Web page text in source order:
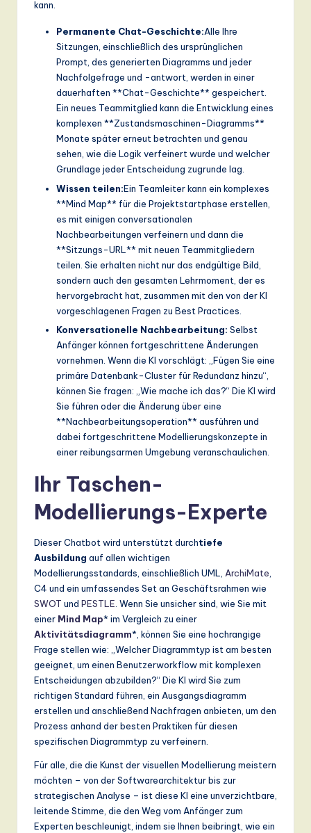
kann.
Permanente Chat-Geschichte:Alle Ihre
Sitzungen, einschließlich des ursprünglichen
Prompt, des generierten Diagramms und jeder
Nachfolgefrage und -antwort, werden in einer
dauerhaften **Chat-Geschichte** gespeichert.
Ein neues Teammitglied kann die Entwicklung eines
komplexen **Zustandsmaschinen-Diagramms**
Monate später erneut betrachten und genau
sehen, wie die Logik verfeinert wurde und welcher
Grundlage jeder Entscheidung zugrunde lag.
Wissen teilen:Ein Teamleiter kann ein komplexes
**Mind Map** für die Projektstartphase erstellen,
es mit einigen conversationalen
Nachbearbeitungen verfeinern und dann die
**Sitzungs-URL** mit neuen Teammitgliedern
teilen. Sie erhalten nicht nur das endgültige Bild,
sondern auch den gesamten Lehrmoment, der es
hervorgebracht hat, zusammen mit den von der KI
vorgeschlagenen Fragen zu Best Practices.
Konversationelle Nachbearbeitung: Selbst
Anfänger können fortgeschrittene Änderungen
vornehmen. Wenn die KI vorschlägt: „Fügen Sie eine
primäre Datenbank-Cluster für Redundanz hinzu“,
können Sie fragen: „Wie mache ich das?“ Die KI wird
Sie führen oder die Änderung über eine
**Nachbearbeitungsoperation** ausführen und
dabei fortgeschrittene Modellierungskonzepte in
einer reibungsarmen Umgebung veranschaulichen.
Ihr Taschen-
Modellierungs-Experte
Dieser Chatbot wird unterstützt durchtiefe
Ausbildung auf allen wichtigen
Modellierungsstandards, einschließlich UML, ArchiMate
C4 und ein umfassendes Set an Geschäftsrahmen wie
SWOT und PESTLE . Wenn Sie unsicher sind, wie Sie mit
einer Mind Map* im Vergleich zu einer
Aktivitätsdiagramm*, können Sie eine hochrangige
Frage stellen wie: „Welcher Diagrammtyp ist am besten
geeignet, um einen Benutzerworkflow mit komplexen
Entscheidungen abzubilden?“ Die KI wird Sie zum
richtigen Standard führen, ein Ausgangsdiagramm
erstellen und anschließend Nachfragen anbieten, um den
Prozess anhand der besten Praktiken für diesen
spezifischen Diagrammtyp zu verfeinern.
Für alle, die die Kunst der visuellen Modellierung meistern
möchten – von der Softwarearchitektur bis zur
strategischen Analyse – ist diese KI eine unverzichtbare,
leitende Stimme, die den Weg vom Anfänger zum
Experten beschleunigt, indem sie Ihnen beibringt, wie ein